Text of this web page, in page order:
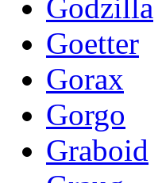
Godzilla
Goetter
Gorax
Gorgo
Graboid